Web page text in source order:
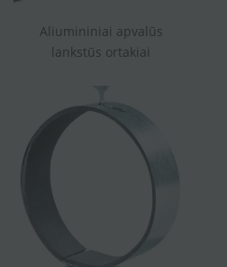
Aliumininiai apvalūs
lankstūs ortakiai